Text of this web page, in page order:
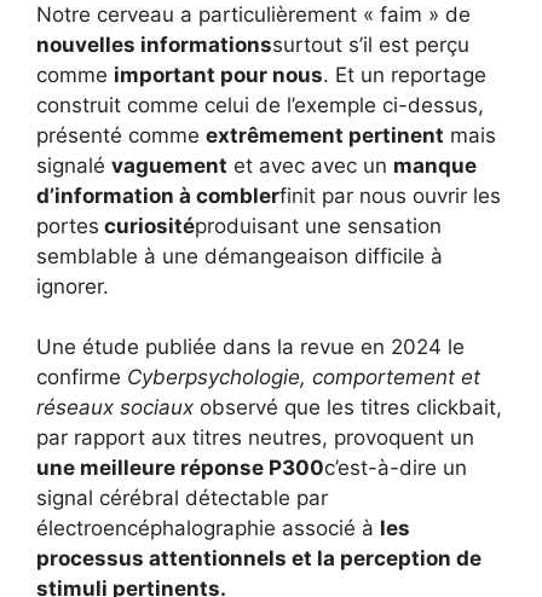
Notre cerveau a particulièrement « faim » de
nouvelles informationssurtout s’il est perçu
comme important pour nous. Et un reportage
construit comme celui de l’exemple ci-dessus,
présenté comme extrêmement pertinent mais
signalé vaguement et avec avec un manque
d’information à comblerfinit par nous ouvrir les
portes curiositéproduisant une sensation
semblable à une démangeaison difficile à
ignorer.
Une étude publiée dans la revue en 2024 le
confirme Cyberpsychologie, comportement et
réseaux sociaux observé que les titres clickbait,
par rapport aux titres neutres, provoquent un
une meilleure réponse P300c’est-à-dire un
signal cérébral détectable par
électroencéphalographie associé à les
processus attentionnels et la perception de
stimuli pertinents.